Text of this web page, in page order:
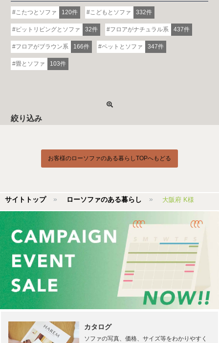
こたつとソファ 120件 こどもとソファ 332件
ピットリビングとソファ 32件 フロアがナチュラル系 437件
フロアがブラウン系 166件 ペットとソファ 347件
畳とソファ 103件
絞り込み
お客様のローソファのある暮らしTOPへもどる
サイトトップ ローソファのある暮らし 大阪府 K様
カタログ
ソファの写真、価格、サイズ等をわかりやすく